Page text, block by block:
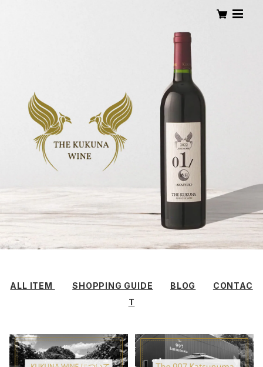
ALL ITEM SHOPPING GUIDE BLOG
CONTAC
T